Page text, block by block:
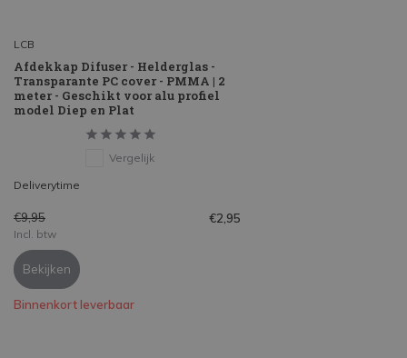
LCB
Afdekkap Difuser - Helderglas -
Transparante PC cover - PMMA | 2
meter - Geschikt voor alu profiel
model Diep en Plat
Vergelijk
Deliverytime
€9,95 €2,95
Incl. btw
Bekijken
Binnenkort leverbaar